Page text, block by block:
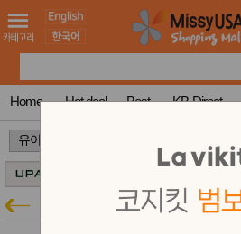
도 어린이
청소년
컬러링
북
한국학
습지
미국학
습지
고
국 송
꽃배송
MissyShop
Login
Home Hot deal Best KB-Direct
유아특